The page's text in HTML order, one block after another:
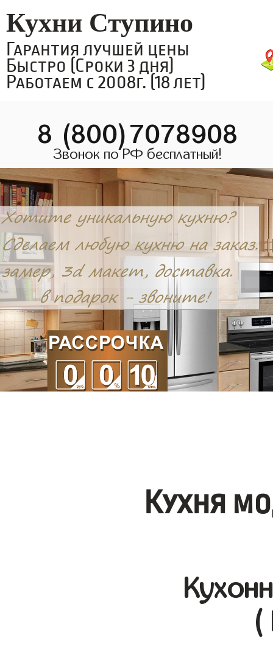
Кухни Ступино
Гарантия лучшей цены
Быстро (Сроки 3 дня)
Работаем с 2008г. (18 лет)
8 (800)7078908
Звонок по РФ бесплатный!
Кухня
(